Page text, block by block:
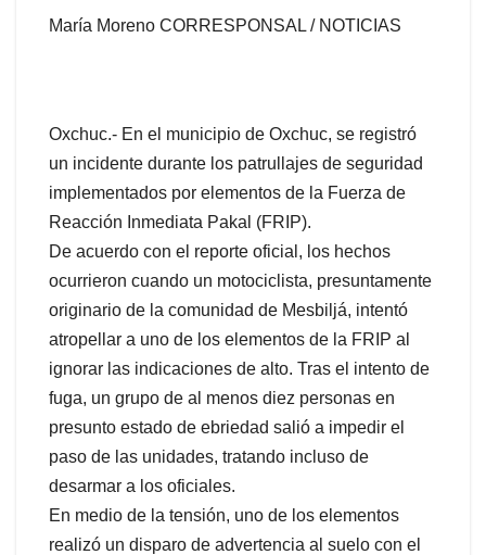
María Moreno CORRESPONSAL / NOTICIAS
Oxchuc.- En el municipio de Oxchuc, se registró
un incidente durante los patrullajes de seguridad
implementados por elementos de la Fuerza de
Reacción Inmediata Pakal (FRIP).
De acuerdo con el reporte oficial, los hechos
ocurrieron cuando un motociclista, presuntamente
originario de la comunidad de Mesbiljá, intentó
atropellar a uno de los elementos de la FRIP al
ignorar las indicaciones de alto. Tras el intento de
fuga, un grupo de al menos diez personas en
presunto estado de ebriedad salió a impedir el
paso de las unidades, tratando incluso de
desarmar a los oficiales.
En medio de la tensión, uno de los elementos
realizó un disparo de advertencia al suelo con el